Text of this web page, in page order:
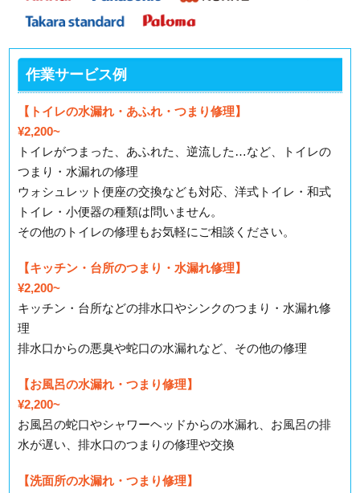
スタッフの修理報告や事例の一覧はこちら
作業サービス例
【トイレの水漏れ・あふれ・つまり修理】
¥2,200~
トイレがつまった、あふれた、逆流した…など、トイレの
つまり・水漏れの修理
ウォシュレット便座の交換なども対応、洋式トイレ・和式
トイレ・小便器の種類は問いません。
その他のトイレの修理もお気軽にご相談ください。
【キッチン・台所のつまり・水漏れ修理】
¥2,200~
キッチン・台所などの排水口やシンクのつまり・水漏れ修
理
排水口からの悪臭や蛇口の水漏れなど、その他の修理
【お風呂の水漏れ・つまり修理】
¥2,200~
お風呂の蛇口やシャワーヘッドからの水漏れ、お風呂の排
水が遅い、排水口のつまりの修理や交換
【洗面所の水漏れ・つまり修理】